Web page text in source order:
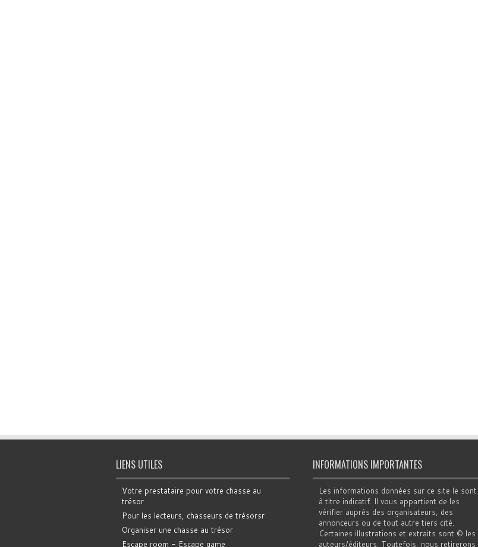
LIENS UTILES
Votre prestataire pour votre chasse au
trésor
Pour les lecteurs, chasseurs de trésorsr
Organiser une chasse au trésor
Escape room - Escape game
INFORMATIONS IMPORTANTES
Les informations données sur ce site le sont
à titre indicatif. Il vous appartient de les
vérifier auprès des organisateurs, des
annonceurs ou de tout autre tiers cité.
Certaines illustrations et extraits sont © les
auteurs/éditeurs. Toutefois, nous retirerons